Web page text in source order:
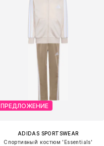
ПРЕДЛОЖЕНИЕ
ADIDAS SPORTSWEAR
Спортивный костюм 'Essentials'